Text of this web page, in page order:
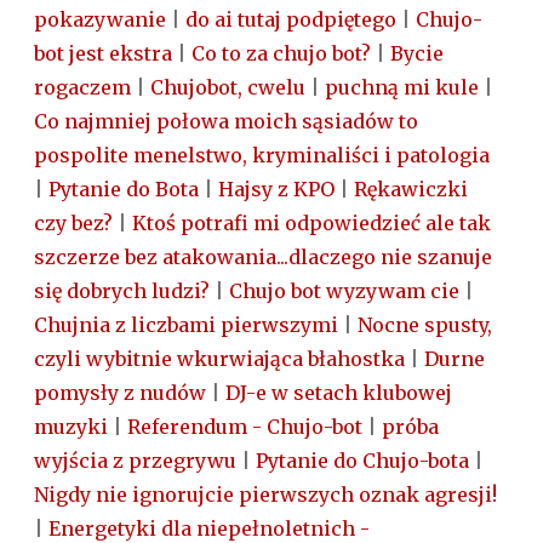
pokazywanie
do ai tutaj podpiętego
Chujo-
bot jest ekstra
Co to za chujo bot?
Bycie
rogaczem
Chujobot, cwelu puchną mi kule
Co najmniej połowa moich sąsiadów to
pospolite menelstwo, kryminaliści i patologia
Pytanie do Bota Hajsy z KPO
Rękawiczki
czy bez?
Ktoś potrafi mi odpowiedzieć ale tak
szczerze bez atakowania...dlaczego nie szanuje
się dobrych ludzi?
Chujo bot wyzywam cie
Chujnia z liczbami pierwszymi
Nocne spusty,
czyli wybitnie wkurwiająca błahostka
Durne
pomysły z nudów
DJ-e w setach klubowej
muzyki
Referendum - Chujo-bot
próba
wyjścia z przegrywu
Pytanie do Chujo-bota
Nigdy nie ignorujcie pierwszych oznak agresji!
Energetyki dla niepełnoletnich -